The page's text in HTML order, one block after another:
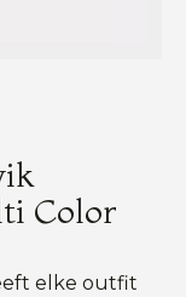
Color
elke outfit